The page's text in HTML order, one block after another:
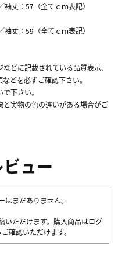
丈：57（全てｃｍ表記）
丈：59（全てｃｍ表記）
どに記載されている品質表示、
どを必ずご確認下さい。
下さい。
実物の色の違いがある場合がご
ュー
まだありません。
いただけます。購入商品はログ
確認いただけます。